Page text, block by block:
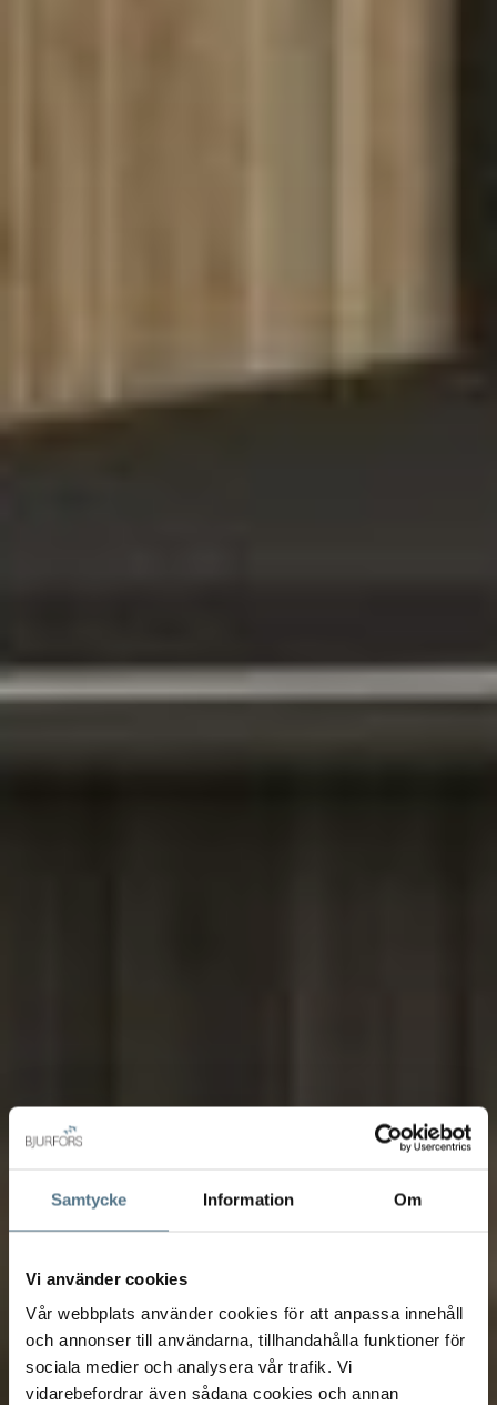
Samtycke Information Om
Vi använder cookies
Vår webbplats använder cookies för att anpassa innehåll
och annonser till användarna, tillhandahålla funktioner för
sociala medier och analysera vår trafik. Vi
vidarebefordrar även sådana cookies och annan